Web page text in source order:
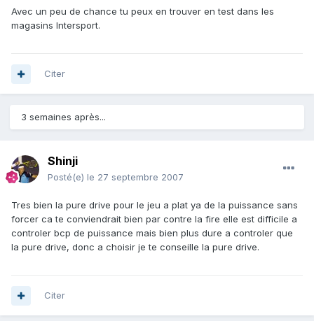
Avec un peu de chance tu peux en trouver en test dans les
magasins Intersport.
Citer
3 semaines après...
Shinji
Posté(e) le 27 septembre 2007
Tres bien la pure drive pour le jeu a plat ya de la puissance sans
forcer ca te conviendrait bien par contre la fire elle est difficile a
controler bcp de puissance mais bien plus dure a controler que
la pure drive, donc a choisir je te conseille la pure drive.
Citer